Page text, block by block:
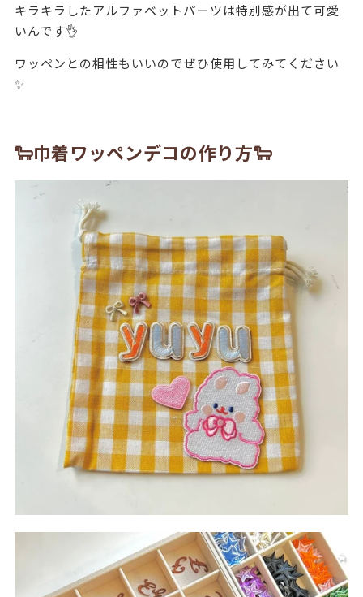
キラキラしたアルファベットパーツは特別感が出て可愛
いんです👌
ワッペンとの相性もいいのでぜひ使用してみてください
✨
🐑巾着ワッペンデコの作り方🐑